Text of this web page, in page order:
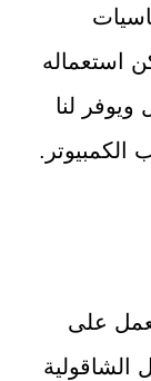
استعماله
لنا
على
الشاقولية